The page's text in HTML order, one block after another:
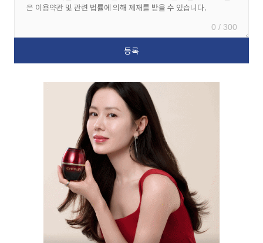
0 / 300